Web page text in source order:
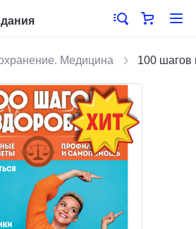
Медицина 100 шагов